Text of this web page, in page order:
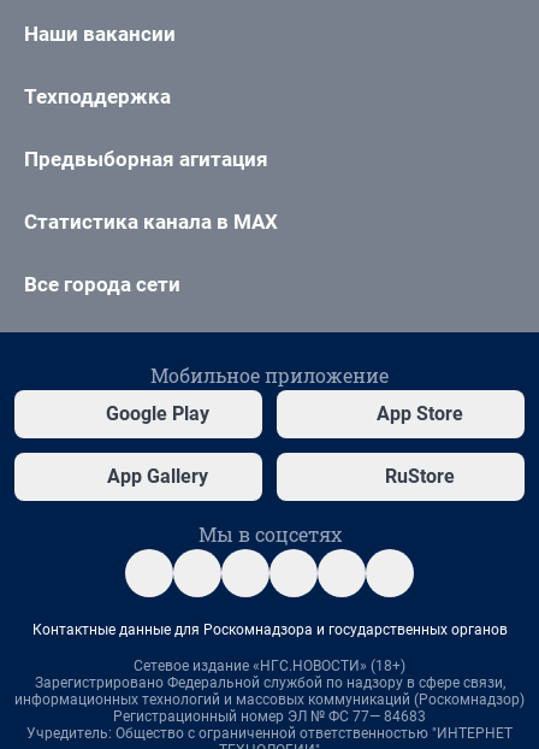
Наши вакансии
Техподдержка
Предвыборная агитация
Статистика канала в MAX
Все города сети
Мобильное приложение
Google Play App Store
App Gallery RuStore
Мы в соцсетях
Контактные данные для Роскомнадзора и государственных органов
Сетевое издание «НГС.НОВОСТИ» (18+)
Зарегистрировано Федеральной службой по надзору в сфере связи,
информационных технологий и массовых коммуникаций (Роскомнадзор)
Регистрационный номер ЭЛ № ФС 77— 84683
Учредитель: Общество с ограниченной ответственностью "ИНТЕРНЕТ